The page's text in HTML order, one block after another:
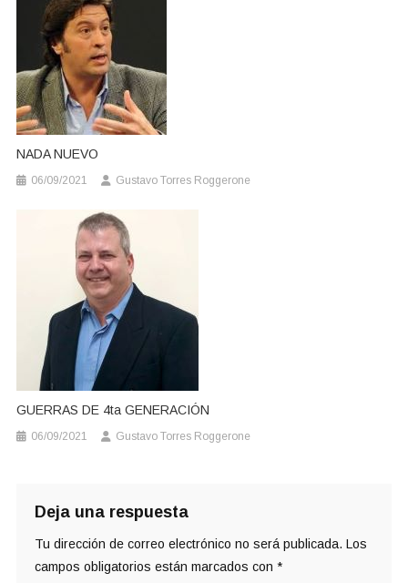
NADA NUEVO
06/09/2021 Gustavo Torres Roggerone
GUERRAS DE 4ta GENERACIÓN
06/09/2021 Gustavo Torres Roggerone
Deja una respuesta
Tu dirección de correo electrónico no será publicada. Los
campos obligatorios están marcados con *